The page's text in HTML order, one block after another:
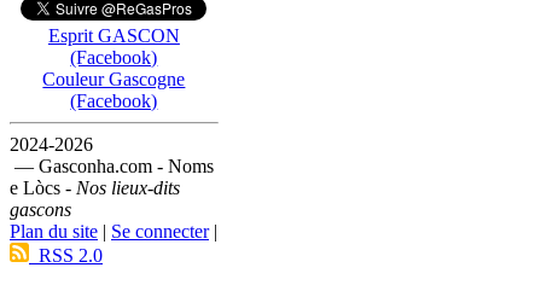
Esprit GASCON
(Facebook)
Couleur Gascogne
(Facebook)
2024-2026
— Gasconha.com - Noms
e Lòcs - Nos lieux-dits
gascons
Plan du site | Se connecter|
RSS 2.0